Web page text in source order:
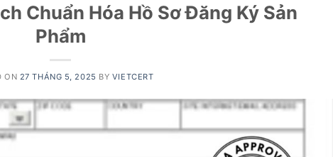
Chuẩn Hóa Hồ Sơ Đăng Ký Sản
Phẩm
ON 27 THÁNG 5, 2025 BY VIETCERT